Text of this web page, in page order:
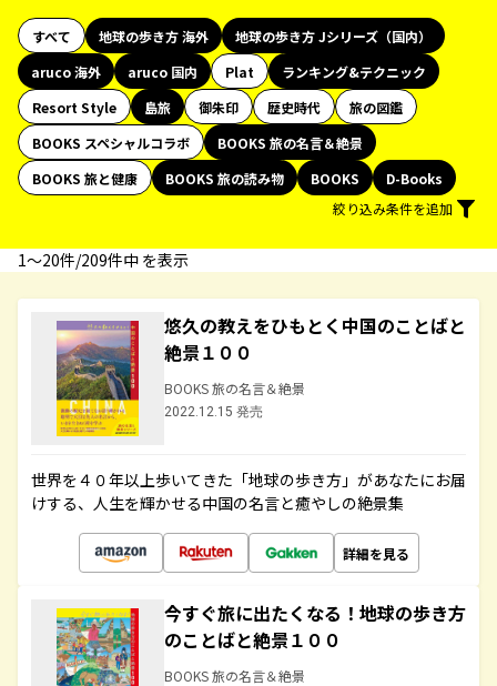
すべて 地球の歩き方 海外
地球の歩き方 Jシリーズ（国内）
aruco 海外
aruco 国内 Plat
ランキング&テクニック
Resort Style
島旅 御朱印 歴史時代
旅の図鑑
BOOKS スペシャルコラボ
BOOKS 旅の名言＆絶景
BOOKS 旅と健康
BOOKS 旅の読み物 BOOKS
D-Books
絞り込み条件を追加
1〜20件/209件中 を表示
悠久の教えをひもとく中国のことばと
絶景１００
BOOKS 旅の名言＆絶景
2022.12.15 発売
世界を４０年以上歩いてきた「地球の歩き方」があなたにお届
けする、人生を輝かせる中国の名言と癒やしの絶景集
詳細を見る
今すぐ旅に出たくなる！地球の歩き方
のことばと絶景１００
BOOKS 旅の名言＆絶景